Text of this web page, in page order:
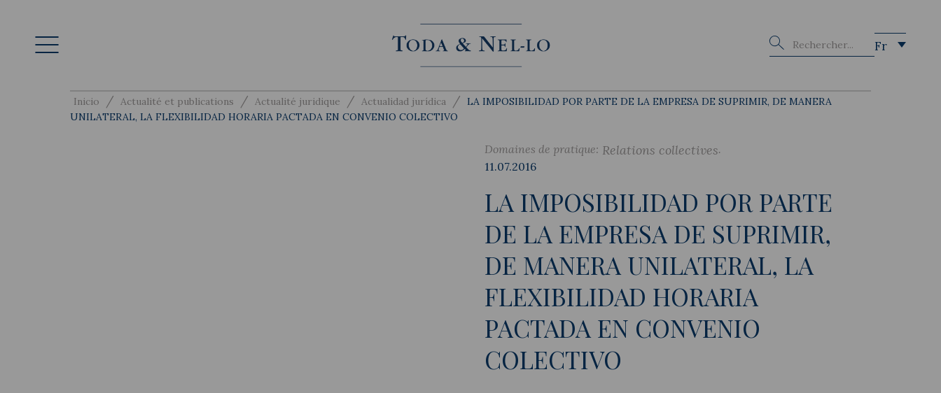
Buscar Fr
Inicio / Actualité et publications / Actualité juridique / Actualidad jurídica /
LA IMPOSIBILIDAD POR PARTE DE LA EMPRESA DE SUPRIMIR, DE MANERA
UNILATERAL, LA FLEXIBILIDAD HORARIA PACTADA EN CONVENIO COLECTIVO
Domaines de pratique: Relations collectives
11.07.2016
LA IMPOSIBILIDAD POR PARTE
DE LA EMPRESA DE SUPRIMIR,
DE MANERA UNILATERAL, LA
FLEXIBILIDAD HORARIA
PACTADA EN CONVENIO
COLECTIVO